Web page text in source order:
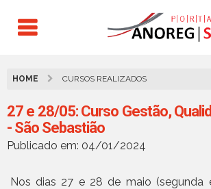
HOME CURSOS REALIZADOS
27 e 28/05: Curso Gestão,
- São Sebastião
Publicado em: 04/01/2024
Nos dias 27 e 28 de maio (segunda